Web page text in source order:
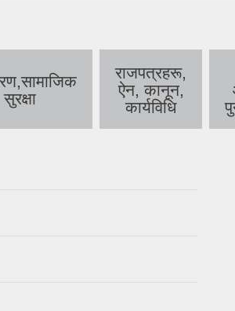
सुरक्षा
राजपत्रहरू,
ऐन, कानून,
कार्यविधि